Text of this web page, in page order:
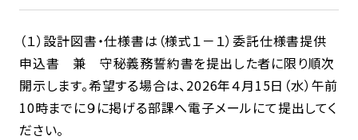
（１）設計図書・仕様書は（様式１－１）委託仕様書提供
申込書 兼 守秘義務誓約書を提出した者に限り順次
開示します。希望する場合は、2026年４月15日（水）午前
10時までに９に掲げる部課へ電子メールにて提出してく
ださい。